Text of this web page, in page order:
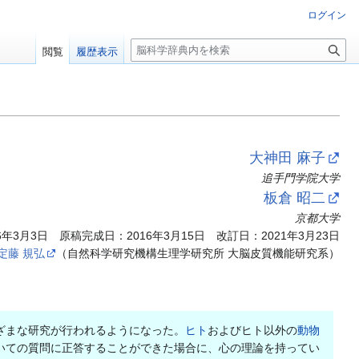
大神田 麻子
追手門学院大学
板倉 昭二
京都大学
3月3日 原稿完成日：2016年3月15日 改訂日：2021年3月23日
藤 規弘
（自然科学研究機構生理学研究所 大脳皮質機能研究系）
な研究が行われるようになった。 ヒト およびヒト以外の動物
の質問に正答することができた場合に、心の理論を持ってい
ログイン
閲覧 履歴表示
検
索